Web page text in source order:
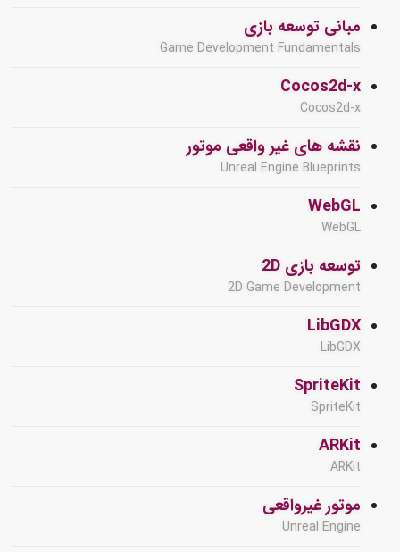
مبانی توسعه بازی
Game Development Fundamentals
Cocos2d-x
Cocos2d-x
نقشه های غیر واقعی موتور
Unreal Engine Blueprints
WebGL
WebGL
توسعه بازی 2D
2D Game Development
LibGDX
LibGDX
SpriteKit
SpriteKit
ARKit
ARKit
موتور غیرواقعی
Unreal Engine